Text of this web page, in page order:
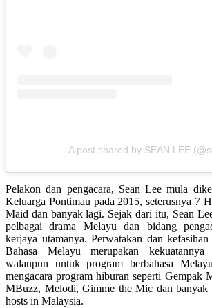
A post shared by SEAN LEE
Pelakon dan pengacara, Sean Lee mula
Keluarga Pontimau pada 2015, seterusnya 7
Maid dan banyak lagi. Sejak dari itu, Sean
pelbagai drama Melayu dan bidang
kerjaya utamanya. Perwatakan dan
Bahasa Melayu merupakan kekuatannya
walaupun untuk program berbahasa
mengacara program hiburan seperti Gempak
MBuzz, Melodi, Gimme the Mic dan banyak
hosts in Malaysia.